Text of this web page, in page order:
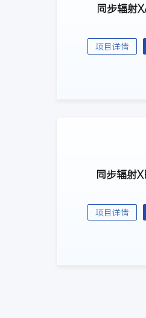
同步辐射
项目详情
同步辐射
项目详情